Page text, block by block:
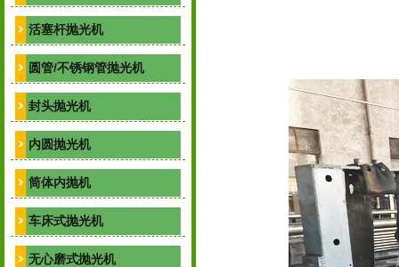
活塞杆抛光机
圆管/不锈钢管抛光机
封头抛光机
内圆抛光机
筒体内抛机
车床式抛光机
无心磨式抛光机